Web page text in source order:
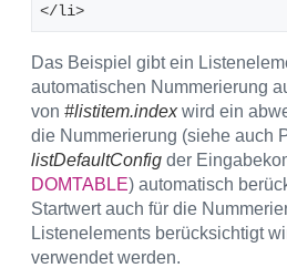
</li>
Das Beispiel gibt ein
automatischen Nummerierung
von #listitem.indexwird ein
die Nummerierung (siehe auch
listDefaultConfig der
DOMTABLE) automatisch
Startwert auch für die
Listenelements berücksichtigt
verwendet werden.